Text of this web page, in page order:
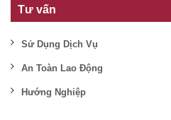
Tư vấn
Sử Dụng Dịch Vụ
An Toàn Lao Động
Hướng Nghiệp